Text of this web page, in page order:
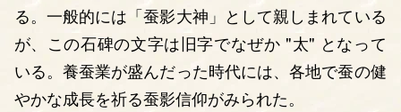
る。一般的には「蚕影大神」として親しまれている
が、この石碑の文字は旧字でなぜか "太" となって
いる。養蚕業が盛んだった時代には、各地で蚕の健
やかな成長を祈る蚕影信仰がみられた。